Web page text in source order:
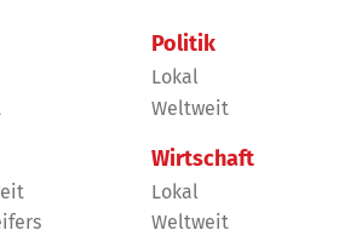
Politik
Lokal
Weltweit
Wirtschaft
Lokal
Weltweit